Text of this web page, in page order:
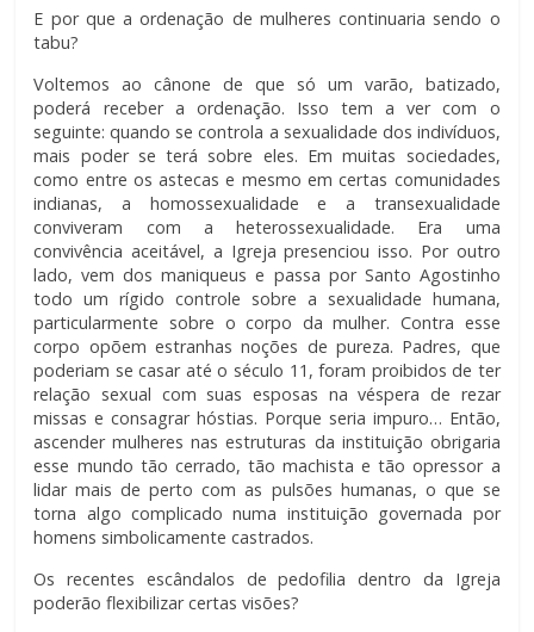
E por que a ordenação de mulheres continuaria sendo o
tabu?
Voltemos ao cânone de que só um varão, batizado,
poderá receber a ordenação. Isso tem a ver com o
seguinte: quando se controla a sexualidade dos indivíduos,
mais poder se terá sobre eles. Em muitas sociedades,
como entre os astecas e mesmo em certas comunidades
indianas, a homossexualidade e a transexualidade
conviveram com a heterossexualidade. Era uma
convivência aceitável, a Igreja presenciou isso. Por outro
lado, vem dos maniqueus e passa por Santo Agostinho
todo um rígido controle sobre a sexualidade humana,
particularmente sobre o corpo da mulher. Contra esse
corpo opõem estranhas noções de pureza. Padres, que
poderiam se casar até o século 11, foram proibidos de ter
relação sexual com suas esposas na véspera de rezar
missas e consagrar hóstias. Porque seria impuro… Então,
ascender mulheres nas estruturas da instituição obrigaria
esse mundo tão cerrado, tão machista e tão opressor a
lidar mais de perto com as pulsões humanas, o que se
torna algo complicado numa instituição governada por
homens simbolicamente castrados.
Os recentes escândalos de pedofilia dentro da Igreja
poderão flexibilizar certas visões?